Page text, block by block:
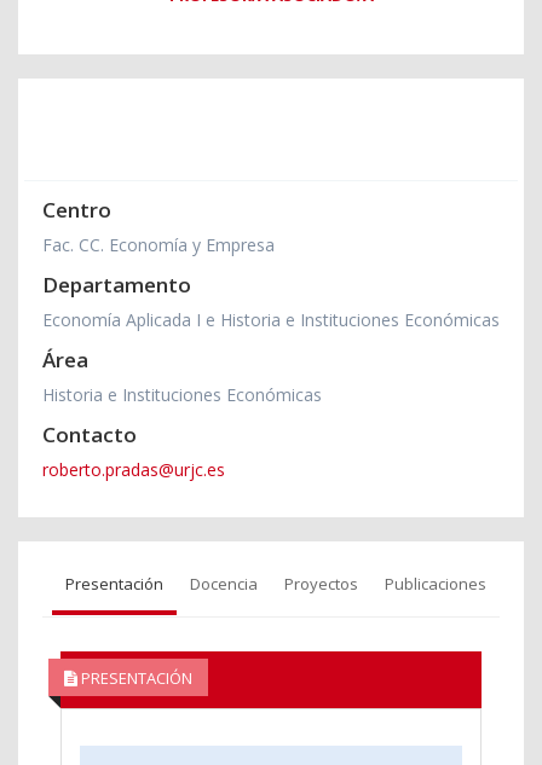
Centro
Fac. CC. Economía y Empresa
Departamento
Economía Aplicada I e Historia e Instituciones Económicas
Área
Historia e Instituciones Económicas
Contacto
roberto.pradas@urjc.es
Presentación Docencia Proyectos Publicaciones
PRESENTACIÓN